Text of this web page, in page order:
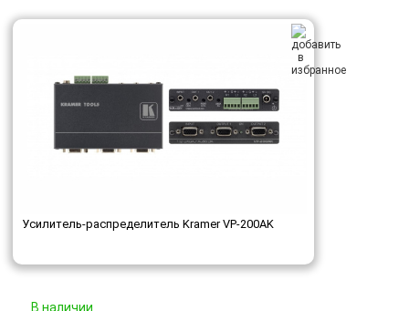
Усилитель-распределитель Kramer VP-200AK
В наличии